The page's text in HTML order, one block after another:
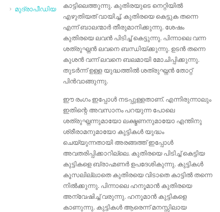
കാട്ടിലെത്തുന്നു. കുതിരയുടെ നെറ്റിയിൽ
എഴുതിയത് വായിച്ച്, കുതിരയെ കെട്ടുക തന്നെ
എന്ന് ബാലന്മാർ തീരുമാനിക്കുന്നു. ശേഷം
കുതിരയെ ലവൻ പിടിച്ച് കെട്ടുന്നു. പിന്നാലെ വന്ന
ശത്രുഘ്നൻ ലവനെ ബന്ധിയ്ക്കുന്നു. ഉടൻ തന്നെ
കുശൻ വന്ന് ലവനെ ബലമായി മോചിപ്പിക്കുന്നു.
തുടർന്ന് ഉള്ള യുദ്ധത്തിൽ ശത്രുഘ്നൻ തോറ്റ്
പിൻവാങ്ങുന്നു.
ഈ രംഗം ഇപ്പോൾ നടപ്പുള്ളതാണ്. എന്നിരുന്നാലും
ഇതിന്റെ അവസാനം പറയുന്ന പോലെ
ശത്രുഘ്നന്നുമായോ ലക്ഷ്മണനുമായോ എന്തിനു
ശ്രീരാമനുമായോ കുട്ടികൾ യുദ്ധം
ചെയ്യുന്നതായി അരങ്ങത്ത് ഇപ്പോൾ
അവതരിപ്പിക്കാറില്ലെ. കുതിരയെ പിടിച്ച് കെട്ടിയ
കുട്ടികളെ ബ്രാഹ്മണർ ഉപദേശികുന്നു. കുട്ടികൾ
കൂസലില്ലാതെ കുതിരയെ വിടാതെ കാട്ടിൽ തന്നെ
നിൽക്കുന്നു. പിന്നാലെ ഹനൂമാൻ കുതിരയെ
അന്വേഷിച്ച് വരുന്നു. ഹനൂമാൻ കുട്ടികളെ
കാണുന്നു. കുട്ടികൾ ആരെന്ന് മനസ്സിലായ
മുദ്രാപീഡിയ